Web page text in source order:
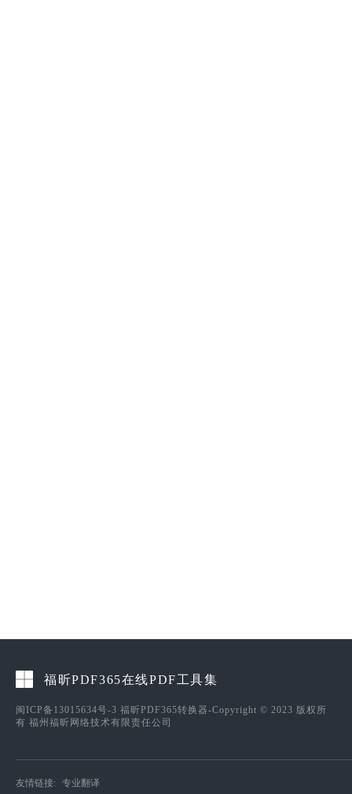
福昕PDF365在线PDF工具集
闽ICP备13015634号-3 福昕PDF365转换器-Copyright © 2023 版权所
有 福州福昕网络技术有限责任公司
友情链接: 专业翻译